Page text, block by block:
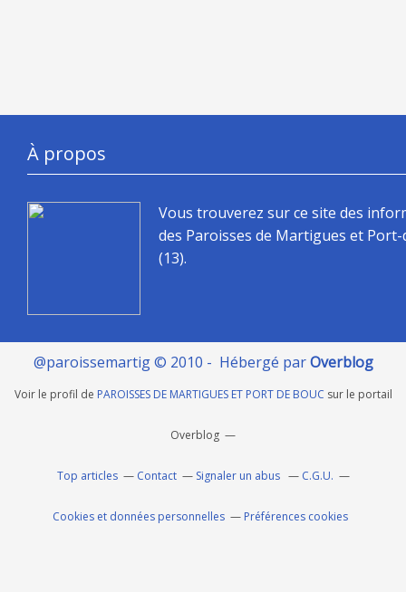
À propos
Vous trouverez sur ce site des
des Paroisses de Martigues et
(13).
@paroissemartig © 2010 - Hébergé parOverblog
Voir le profil de PAROISSES DE MARTIGUES ET PORT DE BOUC sur le portail
Overblog
Top articles Contact Signaler un abus C.G.U.
Cookies et données personnelles Préférences cookies